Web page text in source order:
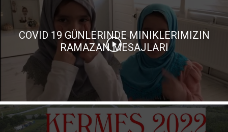
COVID 19 GÜNLERINDE MINIKLERIMIZIN
RAMAZAN MESAJLARI